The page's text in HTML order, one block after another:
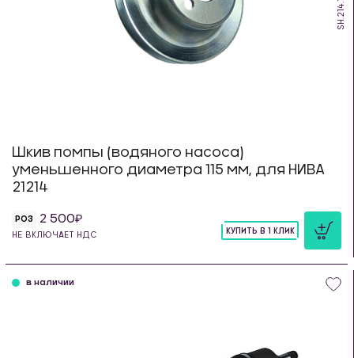
Шкив помпы (водяного насоса)
уменьшенного диаметра 115 мм, для НИВА
21214
РОЗ 2 500
НЕ ВКЛЮЧАЕТ НДС
КУПИТЬ В 1 КЛИК
в наличии